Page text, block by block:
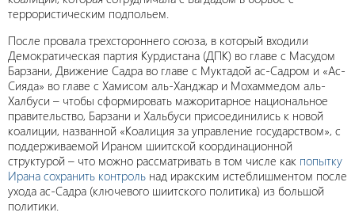
террористическим подпольем.
После провала трехстороннего союза, в который входили
Демократическая партия Курдистана (ДПК) во главе с Масудом
Барзани, Движение Садра во главе с Муктадой ас-Садром и «Ас-
Сияда» во главе с Хамисом аль-Ханджар и Мохаммедом аль-
Халбуси – чтобы сформировать мажоритарное национальное
правительство, Барзани и Хальбуси присоединились к новой
коалиции, названной «Коалиция за управление государством», с
поддерживаемой Ираном шиитской координационной
структурой – что можно рассматривать в том числе как попытку
Ирана сохранить контроль над иракским истеблишментом после
ухода ас-Садра (ключевого шиитского политика) из большой
политики.